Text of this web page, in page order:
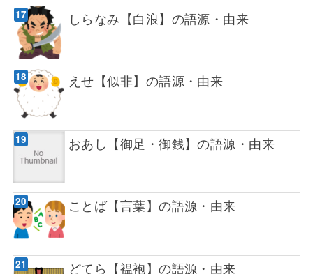
しらなみ【白浪】の語源・由来
えせ【似非】の語源・由来
おあし【御足・御銭】の語源・由来
ことば【言葉】の語源・由来
どてら【褞袍】の語源・由来